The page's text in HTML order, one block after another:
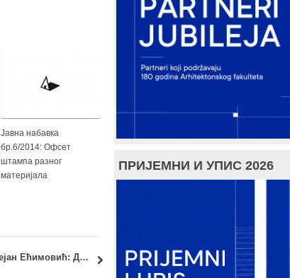
Јавна набавка
бр.6/2014: Офсет
штампа разног
материјала
Публикација: ”Дејан Ећимовић: Документа” – Владимир Стевановић
ПРИЈЕМНИ И УПИС 2026